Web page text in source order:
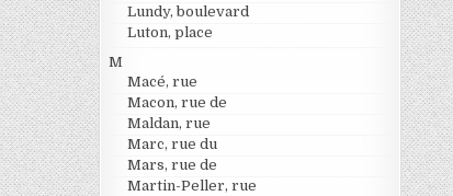
Lundy, boulevard
Luton, place
M
Macé, rue
Macon, rue de
Maldan, rue
Marc, rue du
Mars, rue de
Martin-Peller, rue